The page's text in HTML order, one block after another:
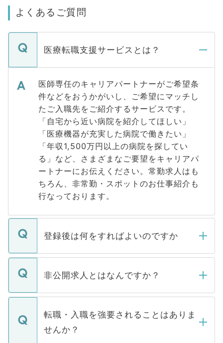
よくあるご質問
医療転職支援サービスとは？
医師専任のキャリアパートナーがご希望条
件などをおうかがいし、ご希望にマッチし
たご入職先をご紹介するサービスです。
「自宅から近い病院を紹介してほしい」
「医療機器が充実した病院で働きたい」
「年収1,500万円以上の病院を探してい
る」など、さまざまなご要望をキャリアパ
ートナーにお伝えください。常勤求人はも
ちろん、非常勤・スポットのお仕事紹介も
行なっております。
登録後は何をすればよいのですか
ご登録いただきましたら、弊社担当者がご
登録内容を確認し、その後メールもしくは
ます。通常、5営業日以内にはご連絡をせて
いただきますので、しばらくお待ちくださ
非公開求人とはなんですか？
マイナビDOCTORで取り扱っている求人の
うち約3割は、Webサイトからご覧いただ
けない「非公開求人」です。非公開求人は
下記の理由によって、一般には公開してい
転職・入職を強要されることはありま
せんか？